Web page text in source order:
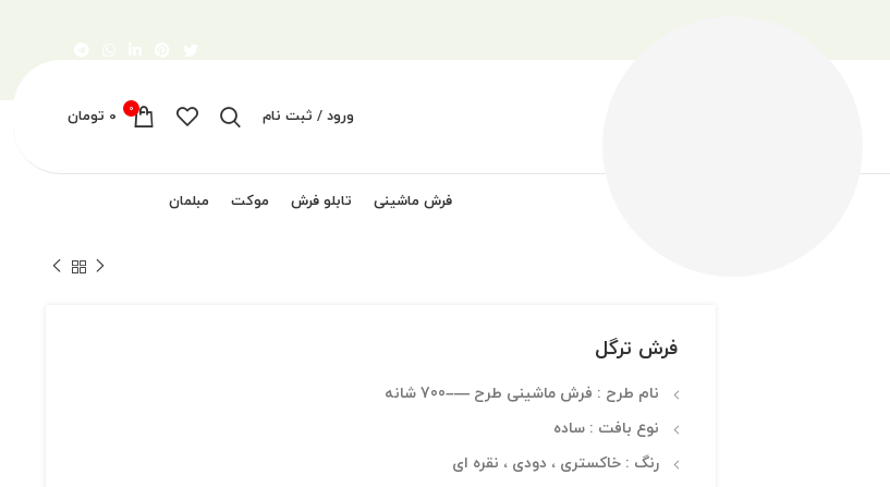
ورود / ثبت نام 0
0 تومان
فرش ماشینی تابلو فرش موکت مبلمان
فرش ترگل
نام طرح : فرش ماشینی طرح —–700 شانه
نوع بافت : ساده
رنگ : خاکستری ، دودی ، نقره ای